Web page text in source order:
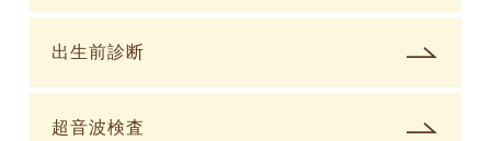
出生前診断
超音波検査